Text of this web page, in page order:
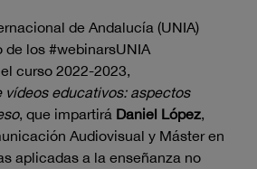
de Andalucía (UNIA)
de los #webinarsUNIA
curso 2022-2023,
vídeos educativos: aspectos
, que impartirá Daniel López
Audiovisual y Máster en
aplicadas a la enseñanza no